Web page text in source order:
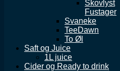
Skovlyst
Fustager
Svaneke
TeeDawn
To Øl
Saft og Juice
1L juice
Cider og Ready to drink